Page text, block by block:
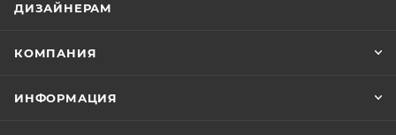
ДИЗАЙНЕРАМ
КОМПАНИЯ
ИНФОРМАЦИЯ